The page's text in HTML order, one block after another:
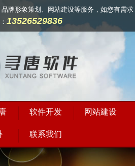
牌形象策划、网站建设等服务，如您有需求
13526529836
软件开发 网站建设
联系我们